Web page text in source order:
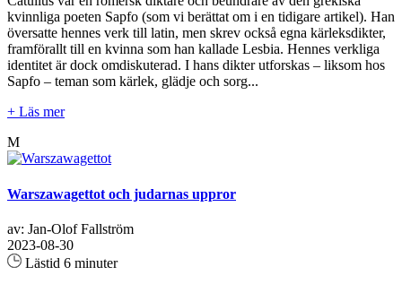
kvinnliga poeten Sapfo (som vi berättat om i en tidigare artikel). Han
översatte hennes verk till latin, men skrev också egna kärleksdikter,
framförallt till en kvinna som han kallade Lesbia. Hennes verkliga
identitet är dock omdiskuterad. I hans dikter utforskas – liksom hos
Sapfo – teman som kärlek, glädje och sorg...
+ Läs mer
M
Warszawagettot och judarnas uppror
av: Jan-Olof Fallström
2023-08-30
Lästid 6 minuter